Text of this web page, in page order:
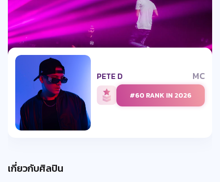
PETE D MC
#60 RANK IN 2026
เกี่ยวกับศิลปิน